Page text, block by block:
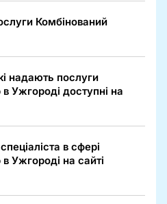
Комбінований
надають послуги
Ужгороді доступні на
в сфері
Ужгороді на сайті